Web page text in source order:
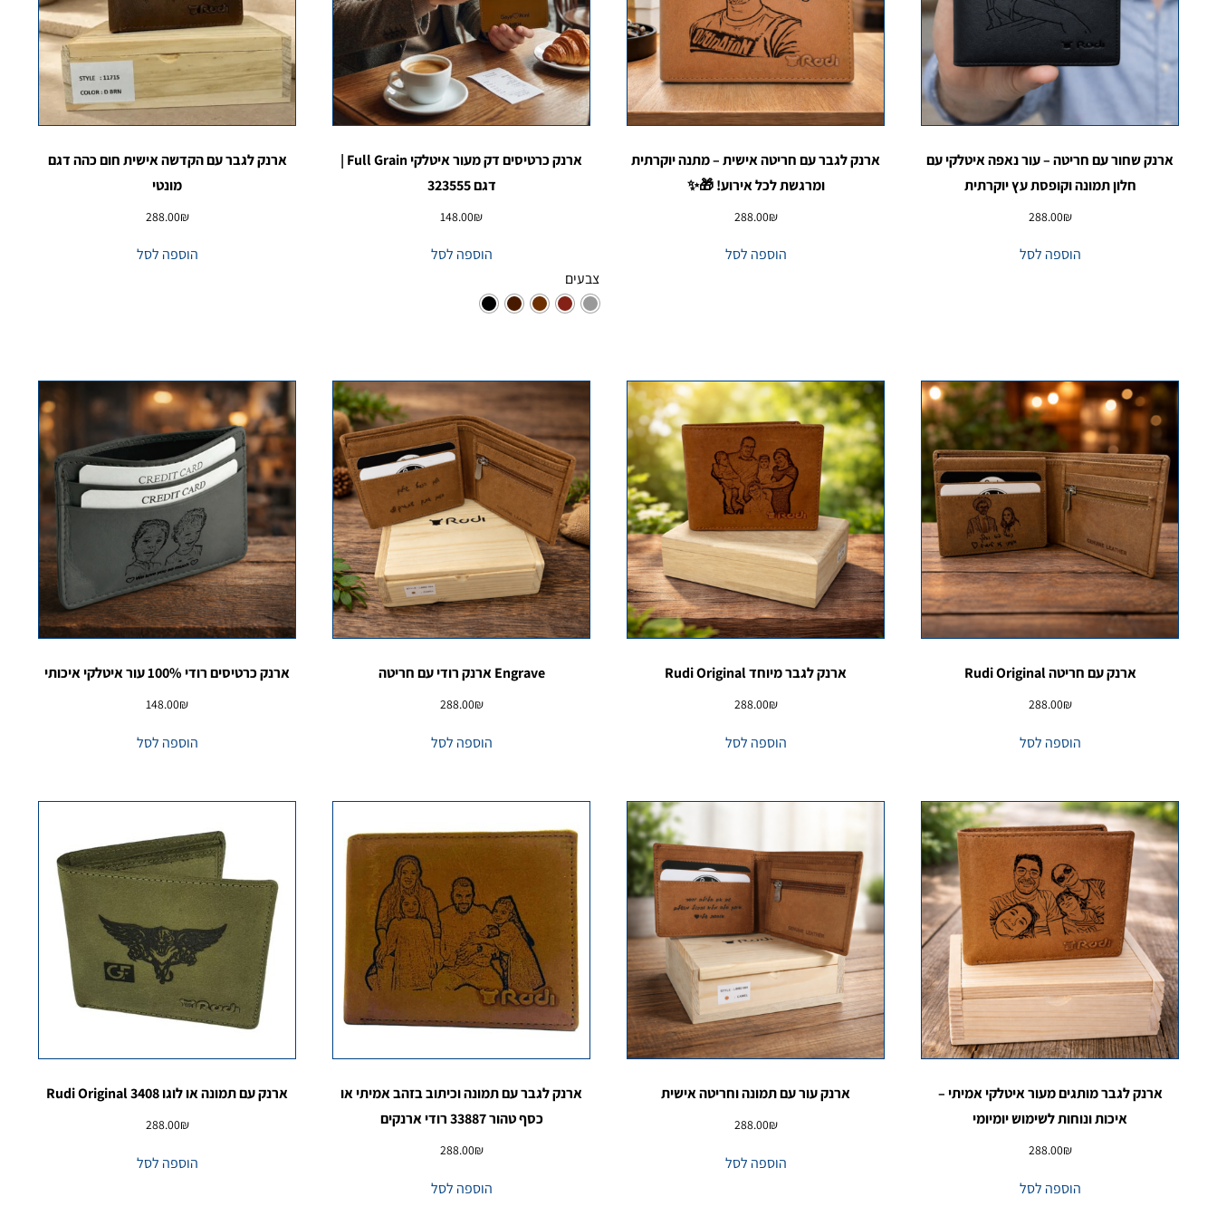
ארנק שחור עם חריטה – עור נאפה איטלקי עם
חלון תמונה וקופסת עץ יוקרתית
288.00₪
הוספה לסל
ארנק לגבר עם חריטה אישית – מתנה יוקרתית
ומרגשת לכל אירוע! 🎁✨
288.00₪
הוספה לסל
ארנק כרטיסים דק מעור איטלקי Full Grain |
דגם 323555
148.00₪
הוספה לסל
צבעים
ארנק לגבר עם הקדשה אישית חום כהה דגם
מונטי
288.00₪
הוספה לסל
ארנק עם חריטה Rudi Original
288.00₪
הוספה לסל
ארנק לגבר מיוחד Rudi Original
288.00₪
הוספה לסל
Engrave ארנק רודי עם חריטה
288.00₪
הוספה לסל
ארנק כרטיסים רודי 100% עור איטלקי איכותי
148.00₪
הוספה לסל
ארנק לגבר מותגים מעור איטלקי אמיתי –
איכות ונוחות לשימוש יומיומי
288.00₪
הוספה לסל
ארנק עור עם תמונה וחריטה אישית
288.00₪
הוספה לסל
ארנק לגבר עם תמונה וכיתוב בזהב אמיתי או
כסף טהור 33887 רודי ארנקים
288.00₪
הוספה לסל
ארנק עם תמונה או לוגו 3408 Rudi Original
288.00₪
הוספה לסל